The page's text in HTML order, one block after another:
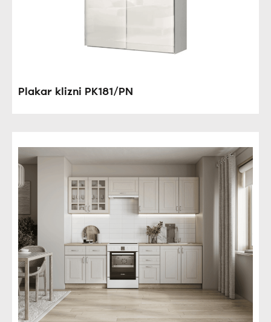
Plakar klizni PK181/PN